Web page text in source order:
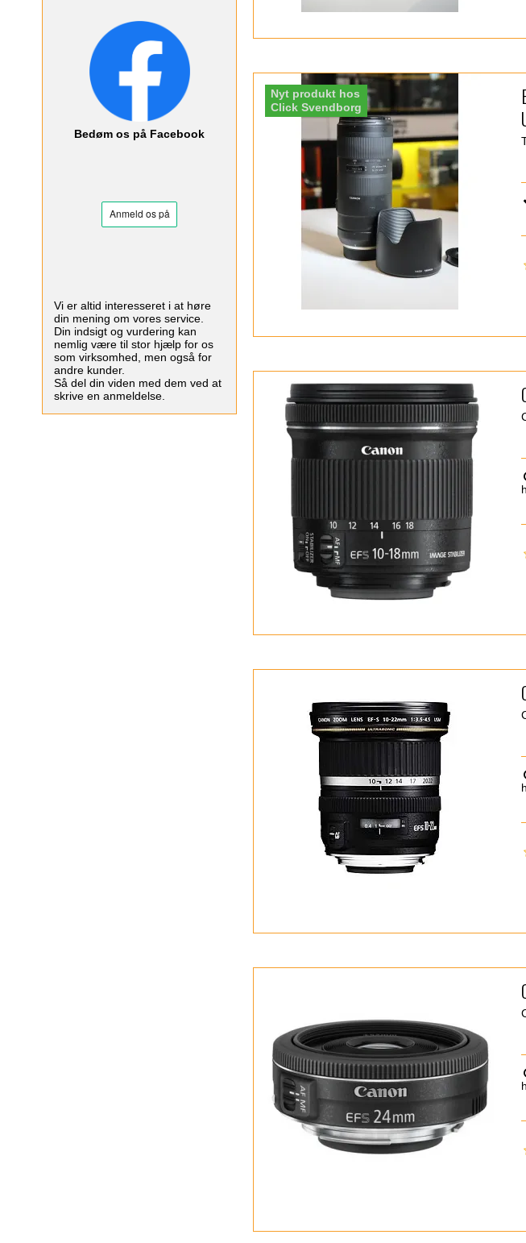
Bedøm os på Facebook
Vi er altid interesseret i at høre
din mening om vores service.
Din indsigt og vurdering kan
nemlig være til stor hjælp for os
som virksomhed, men også for
andre kunder.
Så del din viden med dem ved at
skrive en anmeldelse.
Nyt produkt hos
Click Svendborg